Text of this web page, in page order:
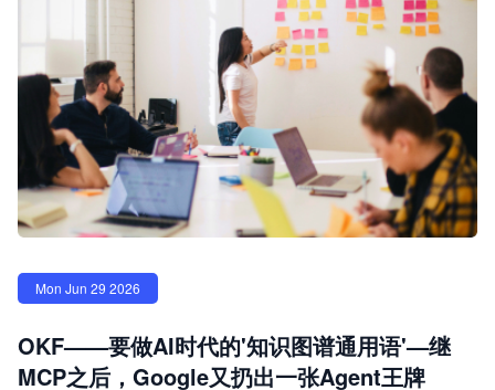
Mon Jun 29 2026
OKF——要做AI时代的'知识图谱通用语'—继
MCP之后，Google又扔出一张Agent王牌